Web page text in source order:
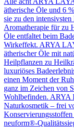
ätherische Öle und 6
sie zu den
Aromatherapie für zu
Öle entfaltet beim
Wirkeffekt. ARYA
ätherischer Öle mit
Heilpflanzen zu
luxuriöses
einen Moment der
ganz im Zeichen von
Wohlbefinden. ARYA
Naturkosmetik – frei
neuform®-